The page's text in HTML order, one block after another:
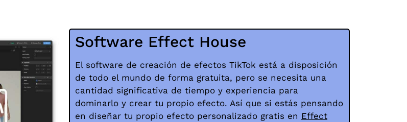
Software Effect House
El software de creación de efectos TikTok está a disposición
de todo el mundo de forma gratuita, pero se necesita una
cantidad significativa de tiempo y experiencia para
dominarlo y crear tu propio efecto. Así que si estás pensando
en diseñar tu propio efecto personalizado gratis en Effect